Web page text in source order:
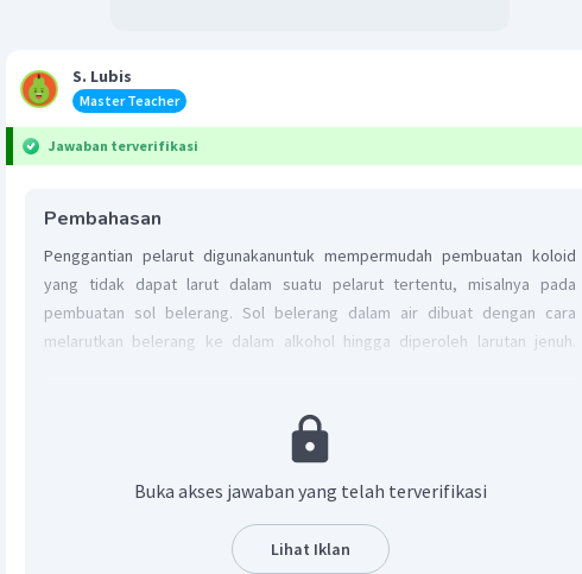
S. Lubis
Master Teacher
Jawaban terverifikasi
Pembahasan
Penggantian pelarut digunakanuntuk mempermudah pembuatan koloid
yang tidak dapat larut dalam suatu pelarut tertentu, misalnya pada
pembuatan sol belerang. Sol belerang dalam air dibuat dengan cara
melarutkan belerang ke dalam alkohol hingga diperoleh larutan jenuh.
Jadi, jawaban yang benar adalah A.
Buka akses jawaban yang telah terverifikasi
Lihat Iklan